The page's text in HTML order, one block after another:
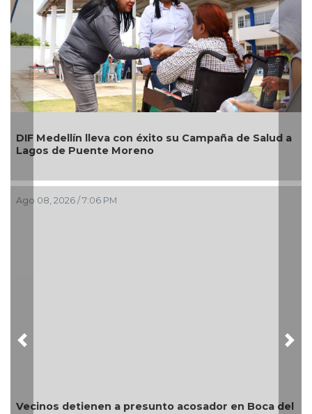
Medellín lleva con éxito su Campaña de Salud a
de Puente Moreno
08, 2026 / 7:06 PM
detienen a presunto acosador en Boca del
Previous